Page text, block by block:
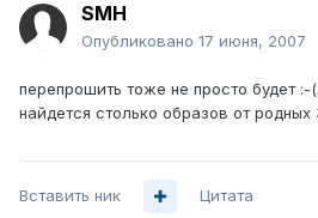
SMH
Опубликовано 17 июня, 2007
перепрошить тоже не просто будет
найдется столько образов от
Вставить ник Цитата